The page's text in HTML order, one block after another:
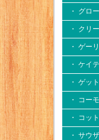
・ グロ
・ クリ
・ ゲー
・ ケイ
・ ゲッ
・ コー
・ コッ
・ サウ